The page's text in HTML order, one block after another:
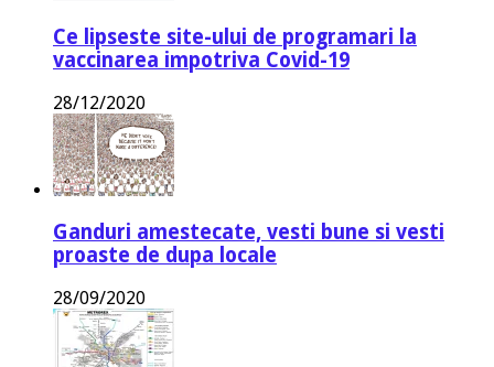
Ce lipseste site-ului de programari la
vaccinarea impotriva Covid-19
28/12/2020
Ganduri amestecate, vesti bune si vesti
proaste de dupa locale
28/09/2020